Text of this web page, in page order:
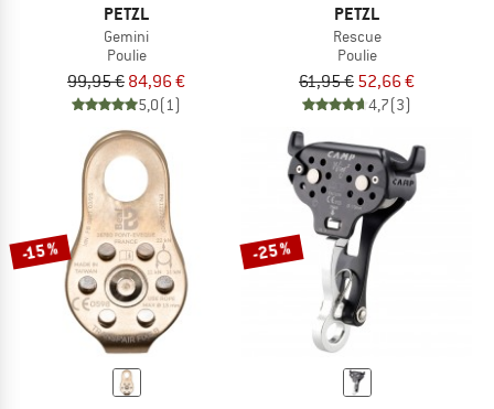
PETZL
Gemini
Poulie
99,95 € 84,96 €
5,0(1)
PETZL
Rescue
Poulie
61,95 € 52,66 €
4,7(3)
-15 % -25 %